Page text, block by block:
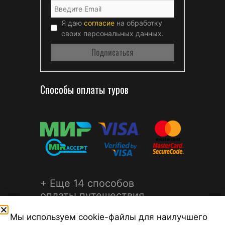
Я даю согласие на обработку
своих персональных данных.
Способы оплаты туров
+ Еще 14 способов
оплаты путешествия
Мы используем cookie-файлы для наилучшего